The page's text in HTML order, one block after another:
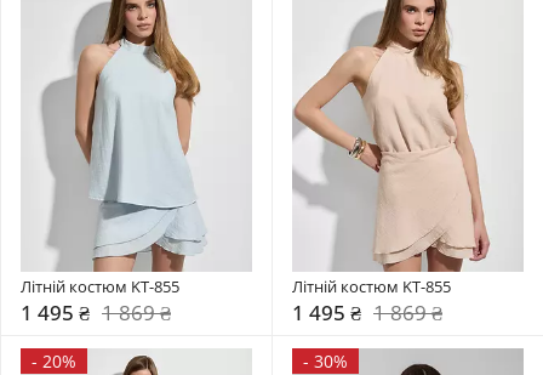
Літній костюм KT-855
1 495 ₴ 1 869 ₴
Літній костюм KT-855
1 495 ₴ 1 869 ₴
- 20% - 30%